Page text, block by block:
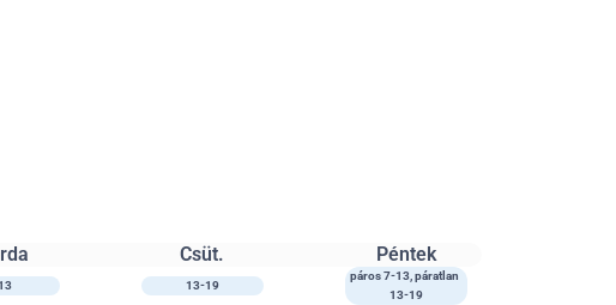
Csüt. Péntek
13-19
páros 7-13, páratlan
13-19